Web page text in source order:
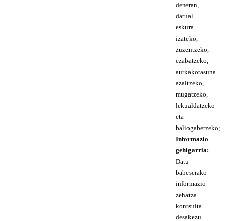
den eran,
datual
eskura
izateko,
zuzentzeko,
ezabatzeko,
aurkakotasuna
azaltzeko,
mugatzeko,
lekualdatzeko
eta
baliogabetzeko;
Informazio
gehigarria:
Datu-
babeserako
informazio
zehatza
kontsulta
desakezu